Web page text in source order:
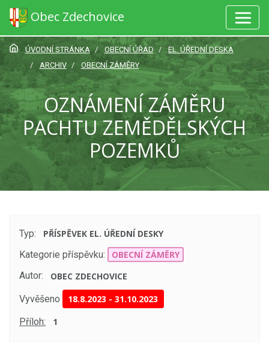
Obec Zdechovice
ÚVODNÍ STRÁNKA OBECNÍ ÚŘAD
EL. ÚŘEDNÍ DESKA
ARCHIV
OBECNÍ ZÁMĚRY
OZNÁMENÍ ZÁMĚRU
PACHTU ZEMĚDĚLSKÝCH
POZEMKŮ
Typ:
PŘÍSPĚVEK EL. ÚŘEDNÍ DESKY
Kategorie příspěvku:
OBECNÍ ZÁMĚRY
Autor:
OBEC ZDECHOVICE
Vyvěšeno 18.8.2023 -31.10.2023
Příloh: 1